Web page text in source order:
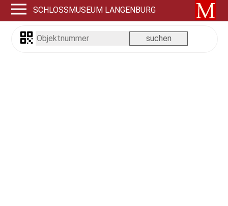
SCHLOSSMUSEUM LANGENBURG